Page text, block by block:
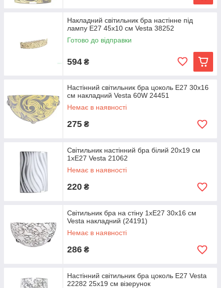
Накладний світильник бра настінне під
лампу Е27 45х10 см Vesta 38252
Готово до відправки
594 ₴
Настінний світильник бра цоколь Е27 30х16
см накладний Vesta 60W 24451
Немає в наявності
275 ₴
Світильник настінний бра білий 20х19 см
1хЕ27 Vesta 21062
Немає в наявності
220 ₴
Світильник бра на стіну 1хЕ27 30х16 см
Vesta накладний (24191)
Немає в наявності
286 ₴
Настінний світильник бра цоколь Е27 Vesta
22282 25х19 см візерунок